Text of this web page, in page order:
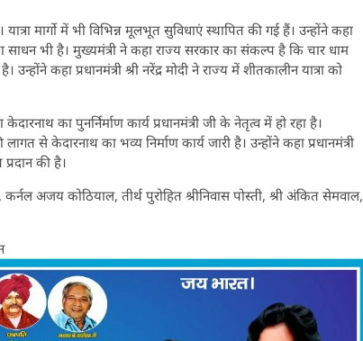
मार्गो में भी विभिन्न मूलभूत सुविधाएं स्थापित की गई हैं। उन्होंने कहा
साधन भी है। मुख्यमंत्री ने कहा राज्य सरकार का संकल्प है कि चार धाम
कहा प्रधानमंत्री श्री नरेंद्र मोदी ने राज्य में शीतकालीन यात्रा को
का पुनर्निर्माण कार्य प्रधानमंत्री जी के नेतृत्व में हो रहा है।
से केदारनाथ का भव्य निर्माण कार्य जारी है। उन्होंने कहा प्रधानमंत्री
की है।
अजय कोठियाल, तीर्थ पुरोहित श्रीनिवास पोस्ती, श्री अंकित सेमवाल,